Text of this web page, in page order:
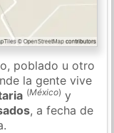
poblado u otro
la gente vive
(México) y
, a fecha de